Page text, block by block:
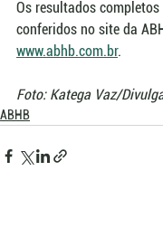
Os resultados completos
conferidos no site da
www.abhb.com.br.
Foto: Katega Vaz/
ABHB